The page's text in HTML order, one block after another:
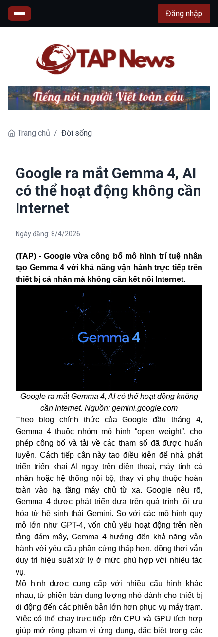
Đăng nhập
Trang chủ / Đời sống
Google ra mắt Gemma 4, AI
có thể hoạt động không cần
Internet
Ngày đăng: 8/4/2026
(TAP) - Google vừa công bố mô hình trí tuệ nhân
tạo Gemma 4 với khả năng vận hành trực tiếp trên
thiết bị cá nhân mà không cần kết nối Internet.
Google ra mắt Gemma 4, AI có thể hoạt động không
cần Internet. Nguồn: gemini.google.com
Theo blog chính thức củaGoogle đầu tháng 4,
Gemma 4 thuộc nhóm mô hình “open weight”, cho
phép công bố và tải về các tham số đã được huấn
luyện. Cách tiếp cận này tạo điều kiện để nhà phát
triển triển khai AI ngay trên điện thoại, máy tính cá
nhân hoặc hệ thống nội bộ, thay vì phụ thuộc hoàn
toàn vào hạ tầng máy chủ từ xa. Google nêu rõ,
Gemma 4 được phát triển dựa trên quá trình tối ưu
hóa từ hệ sinh thái Gemini. So với các mô hình quy
mô lớn như GPT-4, vốn chủ yếu hoạt động trên nền
tảng đám mây, Gemma 4 hướng đến khả năng vận
hành với yêu cầu phần cứng thấp hơn, đồng thời vẫn
duy trì hiệu suất xử lý ở mức phù hợp với nhiều tác
vụ.
Mô hình được cung cấp với nhiều cấu hình khác
nhau, từ phiên bản dung lượng nhỏ dành cho thiết bị
di động đến các phiên bản lớn hơn phục vụ máy trạm.
Việc có thể chạy trực tiếp trên CPU và GPU tích hợp
giúp mở rộng phạm vi ứng dụng, đặc biệt trong các